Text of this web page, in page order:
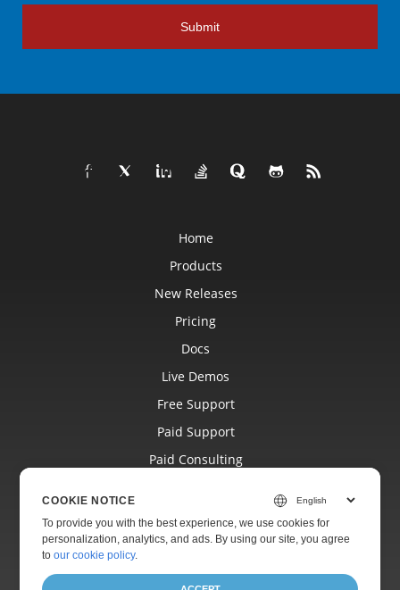
Submit
Home
Products
New Releases
Pricing
Docs
Live Demos
Free Support
Paid Support
Paid Consulting
About
COOKIE NOTICE
To provide you with the best experience, we use cookies for
personalization, analytics, and ads. By using our site, you agree
toour cookie policy.